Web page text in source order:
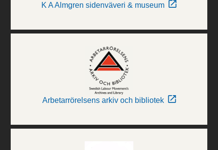
K A Almgren sidenväveri & museum
Arbetarrörelsens arkiv och bibliotek